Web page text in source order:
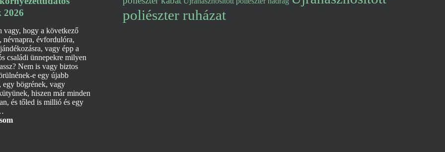
2026
vagy, hogy a következő
névnapra, évfordulóra,
vagy épp a
családi ünnepekre milyen
Nem is vagy biztos
e egy újabb
egy bögrének, vagy
hiszen már minden
és tőled is millió és egy
poliészter ruházat